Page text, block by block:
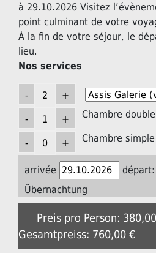
à 29.10.2026 Visitez
point culminant de votre
À la fin de votre séjour, le
lieu.
Nos services
Chambre
Chambre
arrivée départ:
Übernachtung
Preis pro Person:
Gesamtpreiss: 760,00 €